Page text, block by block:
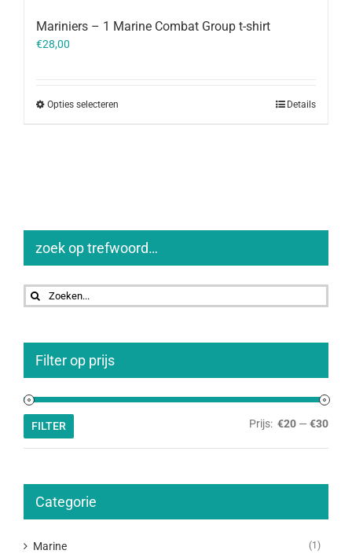
Mariniers – 1 Marine Combat Group t-shirt
€28,00
Opties selecteren Details
zoek op trefwoord…
Zoeken
naar:
Filter op prijs
Min.
Max.
FILTER Prijs: €20 — €30
Categorie
Marine (1)